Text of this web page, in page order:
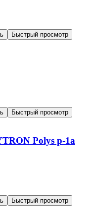
Быстрый просмотр
Быстрый просмотр
Polys p-1a
Быстрый просмотр